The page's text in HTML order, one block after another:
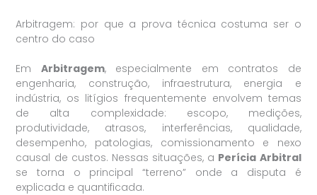
Arbitragem: por que a prova técnica costuma ser o
centro do caso
Em Arbitragem, especialmente em contratos de
engenharia, construção, infraestrutura, energia e
indústria, os litígios frequentemente envolvem temas
de alta complexidade: escopo, medições,
produtividade, atrasos, interferências, qualidade,
desempenho, patologias, comissionamento e nexo
causal de custos. Nessas situações, a Perícia Arbitral
se torna o principal “terreno” onde a disputa é
explicada e quantificada.